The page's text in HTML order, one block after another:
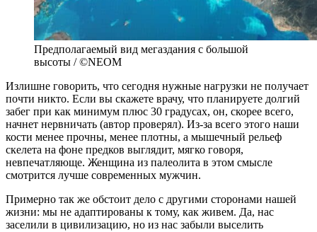
Предполагаемый вид мегаздания с большой
высоты / ©NEOM
Излишне говорить, что сегодня нужные нагрузки не получает
почти никто. Если вы скажете врачу, что планируете долгий
забег при как минимум плюс 30 градусах, он, скорее всего,
начнет нервничать (автор проверял). Из-за всего этого наши
кости менее прочны, менее плотны, а мышечный рельеф
скелета на фоне предков выглядит, мягко говоря,
невпечатляюще. Женщина из палеолита в этом смысле
смотрится лучше современных мужчин.
Примерно так же обстоит дело с другими сторонами нашей
жизни: мы не адаптированы к тому, как живем. Да, нас
заселили в цивилизацию, но из нас забыли выселить